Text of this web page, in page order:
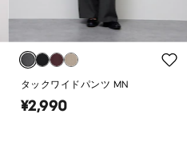
タックワイドパンツ MN
¥2,990